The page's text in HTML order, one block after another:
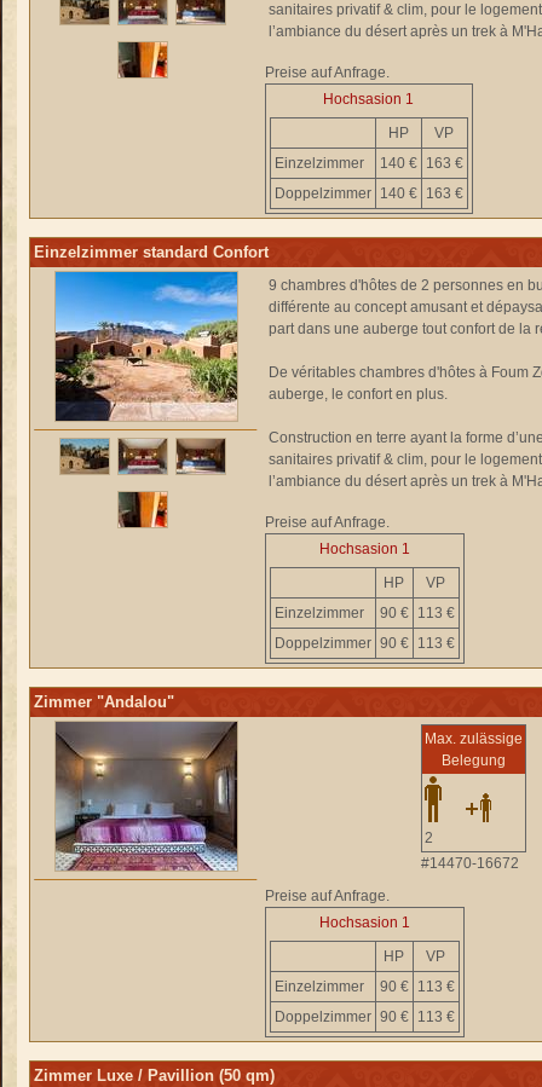
sanitaires privatif & clim, pour le
l’ambiance du désert après un trek à
Preise auf Anfrage.
Hochsasion 1
HP
VP
Einzelzimmer
140 € 163 €
Doppelzimmer 140 € 163 €
Einzelzimmer standard Confort
9 chambres d'hôtes de 2 personnes en
différente au concept amusant et
part dans une auberge tout confort de la
De véritables chambres d'hôtes à Foum
auberge, le confort en plus.
Construction en terre ayant la forme
sanitaires privatif & clim, pour le
l’ambiance du désert après un trek à
Preise auf Anfrage.
Hochsasion 1
HP
VP
Einzelzimmer
90 € 113 €
Doppelzimmer 90 € 113 €
Zimmer "Andalou"
Max. zulässige
Belegung
2
#14470-16672
Preise auf Anfrage.
Hochsasion 1
HP
VP
Einzelzimmer
90 € 113 €
Doppelzimmer 90 € 113 €
Zimmer Luxe / Pavillion (50 qm)